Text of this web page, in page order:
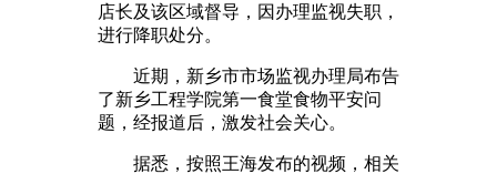
店长及该区域督导，因办理监视失职，
进行降职处分。
近期，新乡市市场监视办理局布告
了新乡工程学院第一食堂食物平安问
题，经报道后，激发社会关心。
据悉，按照王海发布的视频，相关